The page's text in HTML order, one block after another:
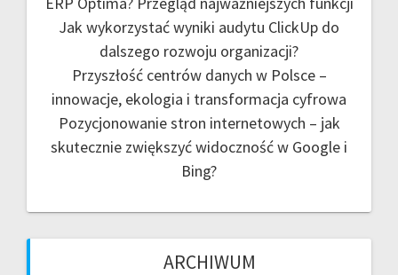
Jak wykorzystać wyniki audytu ClickUp do
dalszego rozwoju organizacji?
Przyszłość centrów danych w Polsce –
innowacje, ekologia i transformacja cyfrowa
Pozycjonowanie stron internetowych – jak
skutecznie zwiększyć widoczność w Google i
Bing?
ARCHIWUM